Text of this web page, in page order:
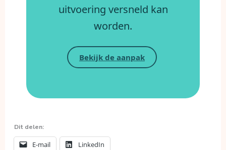
uitvoering versneld kan
worden.
Bekijk de aanpak
Dit delen:
E-mail LinkedIn